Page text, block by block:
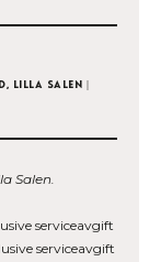
Lilla salen |
Salen.
serviceavgift
serviceavgift